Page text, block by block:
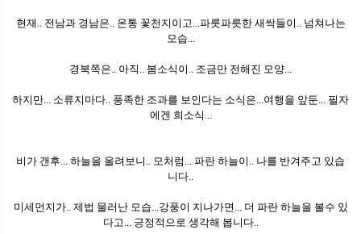
현재.. 전남과 경남은.. 온통 꽃천지이고...파릇파릇한 새싹들이.. 넘쳐나는
모습...
경북쪽은.. 아직.. 봄소식이.. 조금만 전해진 모양...
하지만... 소류지마다.. 풍족한 조과를 보인다는 소식은...여행을 앞둔... 필자
에겐 희소식...
비가 갠후... 하늘을 올려보니.. 모처럼... 파란 하늘이.. 나를 반겨주고 있습
니다..
미세먼지가.. 제법 물러난 모습...강풍이 지나가면... 더 파란 하늘을 볼수 있
다고... 긍정적으로 생각해 봅니다..